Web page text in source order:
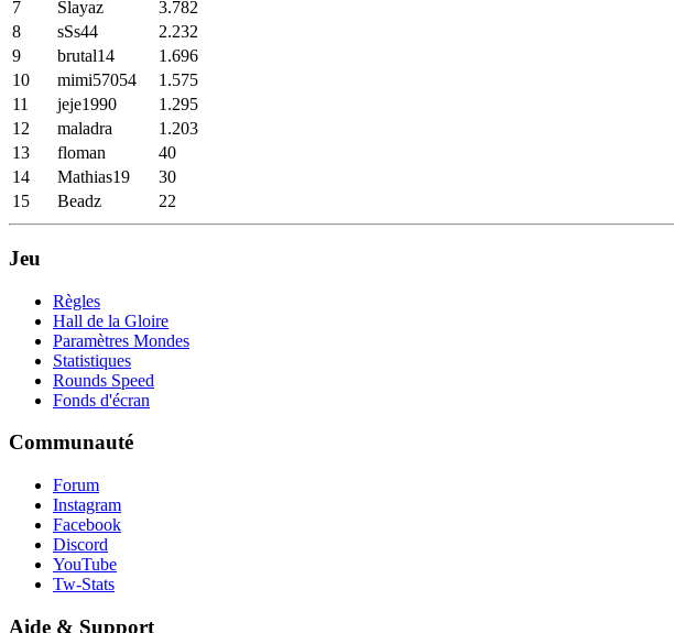
7
Slayaz 3.782
8
sSs44 2.232
9
brutal14 1 .696
10
mimi57054 1 .575
11
jeje1990 1 .295
12
maladra 1 .203
13
floman
40
14
Mathias19
30
15
Beadz 22
Jeu
Règles
Hall de la Gloire
Paramètres Mondes
Statistiques
Rounds Speed
Fonds d'écran
Communauté
Forum
Instagram
Facebook
Discord
YouTube
Tw-Stats
Aide & Support